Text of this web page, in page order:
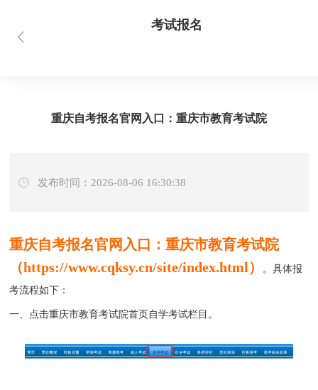
考试报名
重庆自考报名官网入口：重庆市教育考试院
发布时间：2026-08-06 16:30:38
重庆自考报名官网入口：重庆市教育考试院
（https://www.cqksy.cn/site/index.html）
。具体报
考流程如下：
一、点击重庆市教育考试院首页自学考试栏目。